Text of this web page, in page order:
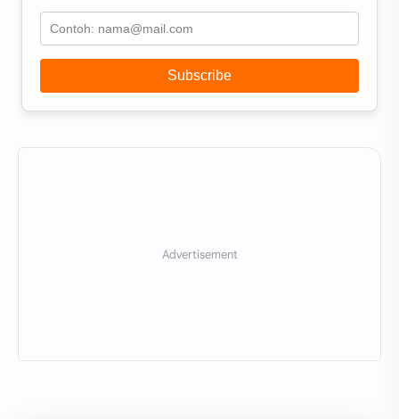
Subscribe